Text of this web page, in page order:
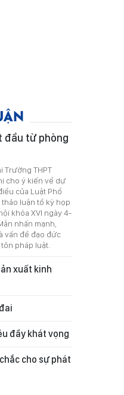
đầu từ phòng
Trường THPT
cho ý kiến về dự
của Luật Phổ
luận tổ kỳ họp
khóa XVI ngày 4-
nhấn mạnh,
vấn đề đạo đức
pháp luật.
xuất kinh
đầy khát vọng
cho sự phát